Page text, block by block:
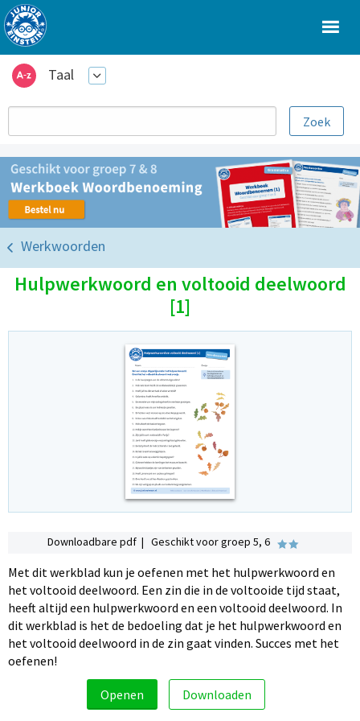
Taal
Werkwoorden
Hulpwerkwoord en voltooid deelwoord
[1]
Downloadbare pdf | Geschikt voor groep 5, 6
Met dit werkblad kun je oefenen met het hulpwerkwoord en
het voltooid deelwoord. Een zin die in de voltooide tijd staat,
heeft altijd een hulpwerkwoord en een voltooid deelwoord. In
dit werkblad is het de bedoeling dat je het hulpwerkwoord en
het voltooid deelwoord in de zin gaat vinden. Succes met het
oefenen!
Openen Downloaden